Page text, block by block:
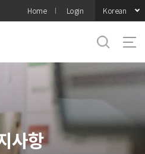
Home Login Korean
사항